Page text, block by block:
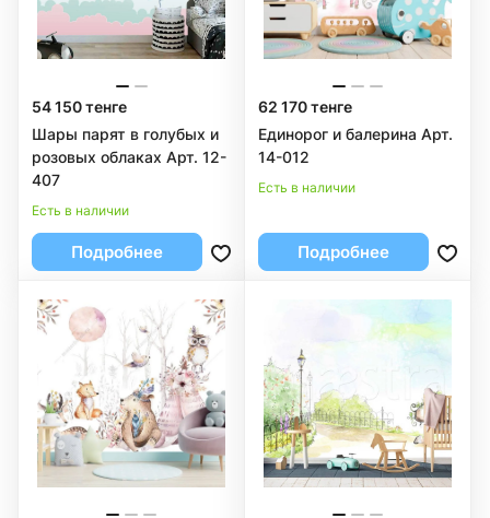
54 150 тенге
Шары парят в голубых и
розовых облаках Арт. 12-
407
Есть в наличии
Подробнее
62 170 тенге
Единорог и балерина Арт.
14-012
Есть в наличии
Подробнее